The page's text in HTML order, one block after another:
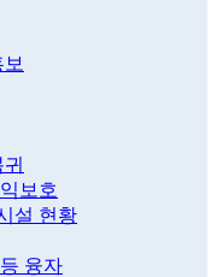
보호
설 현황
융자